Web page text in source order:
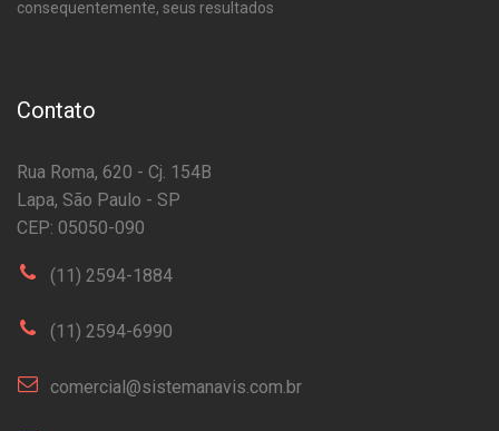
consequentemente, seus resultados
Contato
Rua Roma, 620 - Cj. 154B
Lapa, São Paulo - SP
CEP: 05050-090
(11) 2594-1884
(11) 2594-6990
comercial@sistemanavis.com.br